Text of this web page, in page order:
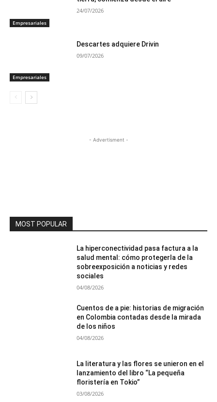
Empresariales
24/07/2026
Empresariales
Descartes adquiere Drivin
09/07/2026
- Advertisment -
MOST POPULAR
La hiperconectividad pasa factura a la
salud mental: cómo protegerla de la
sobreexposición a noticias y redes
sociales
04/08/2026
Cuentos de a pie: historias de migración
en Colombia contadas desde la mirada
de los niños
04/08/2026
La literatura y las flores se unieron en el
lanzamiento del libro “La pequeña
floristería en Tokio”
03/08/2026